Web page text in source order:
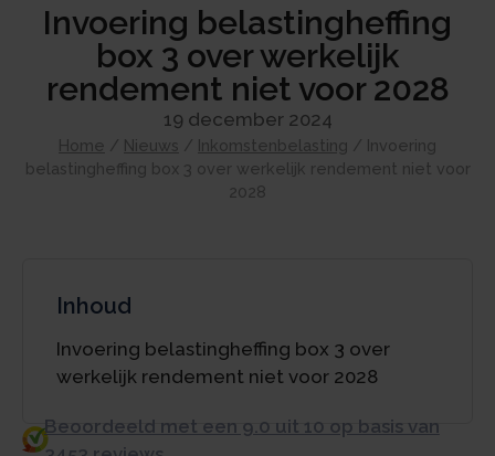
Invoering belastingheffing
box 3 over werkelijk
rendement niet voor 2028
19 december 2024
Home / Nieuws / Inkomstenbelasting / Invoering
belastingheffing box 3 over werkelijk rendement niet voor
2028
Inhoud
Invoering belastingheffing box 3 over
werkelijk rendement niet voor 2028
Beoordeeld met een 9.0 uit 10 op basis van